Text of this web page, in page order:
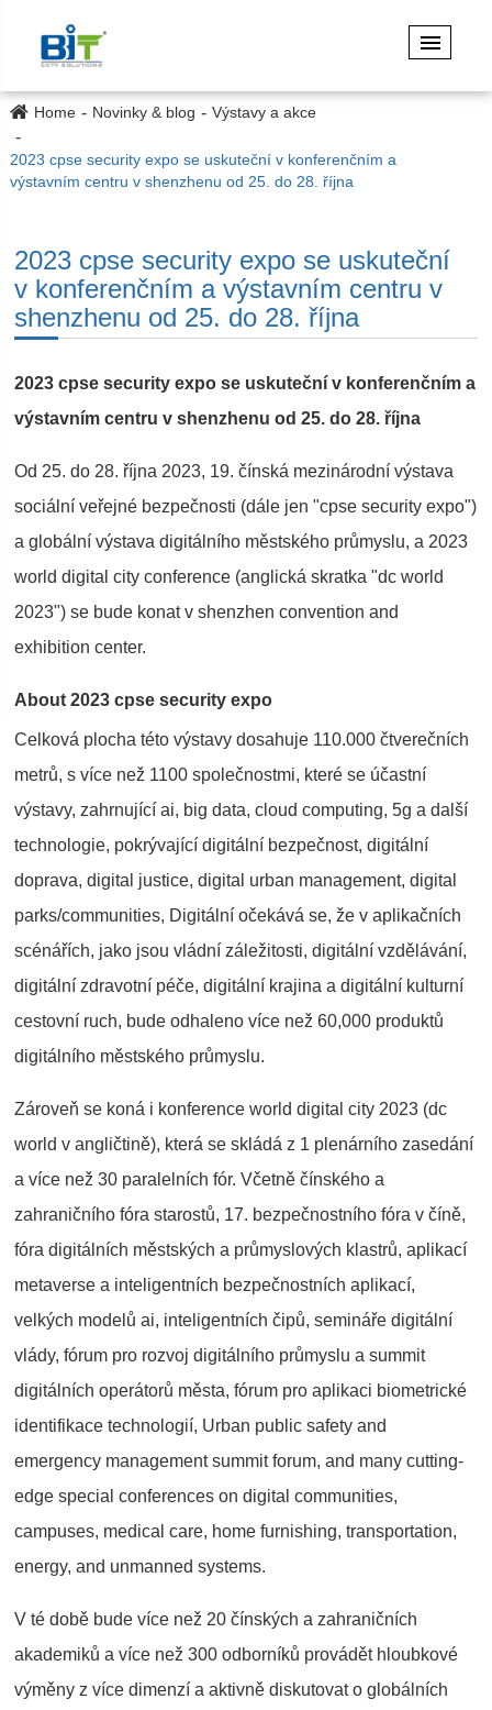
Home Novinky & blog Výstavy a akce
2023 cpse security expo se uskuteční v konferenčním a
výstavním centru v shenzhenu od 25. do 28. října
2023 cpse security expo se uskuteční
v konferenčním a výstavním centru v
shenzhenu od 25. do 28. října
2023 cpse security expo se uskuteční v konferenčním a
výstavním centru v shenzhenu od 25. do 28. října
Od 25. do 28. října 2023, 19. čínská mezinárodní výstava
sociální veřejné bezpečnosti (dále jen "cpse security expo")
a globální výstava digitálního městského průmyslu, a 2023
world digital city conference (anglická skratka "dc world
2023") se bude konat v shenzhen convention and
exhibition center.
About 2023 cpse security expo
Celková plocha této výstavy dosahuje 110.000 čtverečních
metrů, s více než 1100 společnostmi, které se účastní
výstavy, zahrnující ai, big data, cloud computing, 5g a další
technologie, pokrývající digitální bezpečnost, digitální
doprava, digital justice, digital urban management, digital
parks/communities, Digitální očekává se, že v aplikačních
scénářích, jako jsou vládní záležitosti, digitální vzdělávání,
digitální zdravotní péče, digitální krajina a digitální kulturní
cestovní ruch, bude odhaleno více než 60,000 produktů
digitálního městského průmyslu.
Zároveň se koná i konference world digital city 2023 (dc
world v angličtině), která se skládá z 1 plenárního zasedání
a více než 30 paralelních fór. Včetně čínského a
zahraničního fóra starostů, 17. bezpečnostního fóra v číně,
fóra digitálních městských a průmyslových klastrů, aplikací
metaverse a inteligentních bezpečnostních aplikací,
velkých modelů ai, inteligentních čipů, semináře digitální
vlády, fórum pro rozvoj digitálního průmyslu a summit
digitálních operátorů města, fórum pro aplikaci biometrické
identifikace technologií, Urban public safety and
emergency management summit forum, and many cutting-
edge special conferences on digital communities,
campuses, medical care, home furnishing, transportation,
energy, and unmanned systems.
V té době bude více než 20 čínských a zahraničních
akademiků a více než 300 odborníků provádět hloubkové
výměny z více dimenzí a aktivně diskutovat o globálních